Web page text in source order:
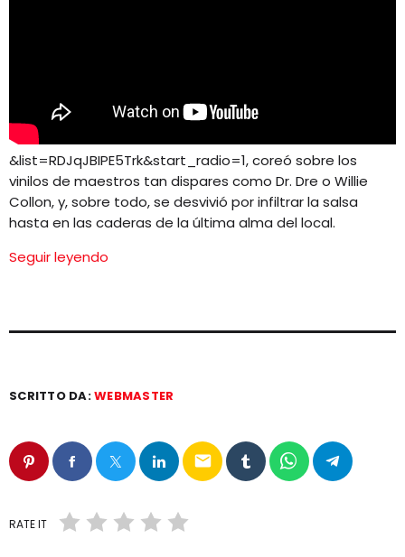
&list=RDJqJBIPE5Trk&start_radio=1, coreó sobre los
vinilos de maestros tan dispares como Dr. Dre o Willie
Collon, y, sobre todo, se desvivió por infiltrar la salsa
hasta en las caderas de la última alma del local.
Seguir leyendo
SCRITTO DA:WEBMASTER
email
RATE IT